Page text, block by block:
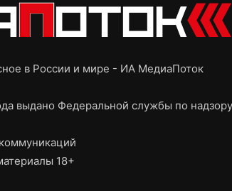
в России и мире - ИА МедиаПоток
выдано Федеральной службы по
18+